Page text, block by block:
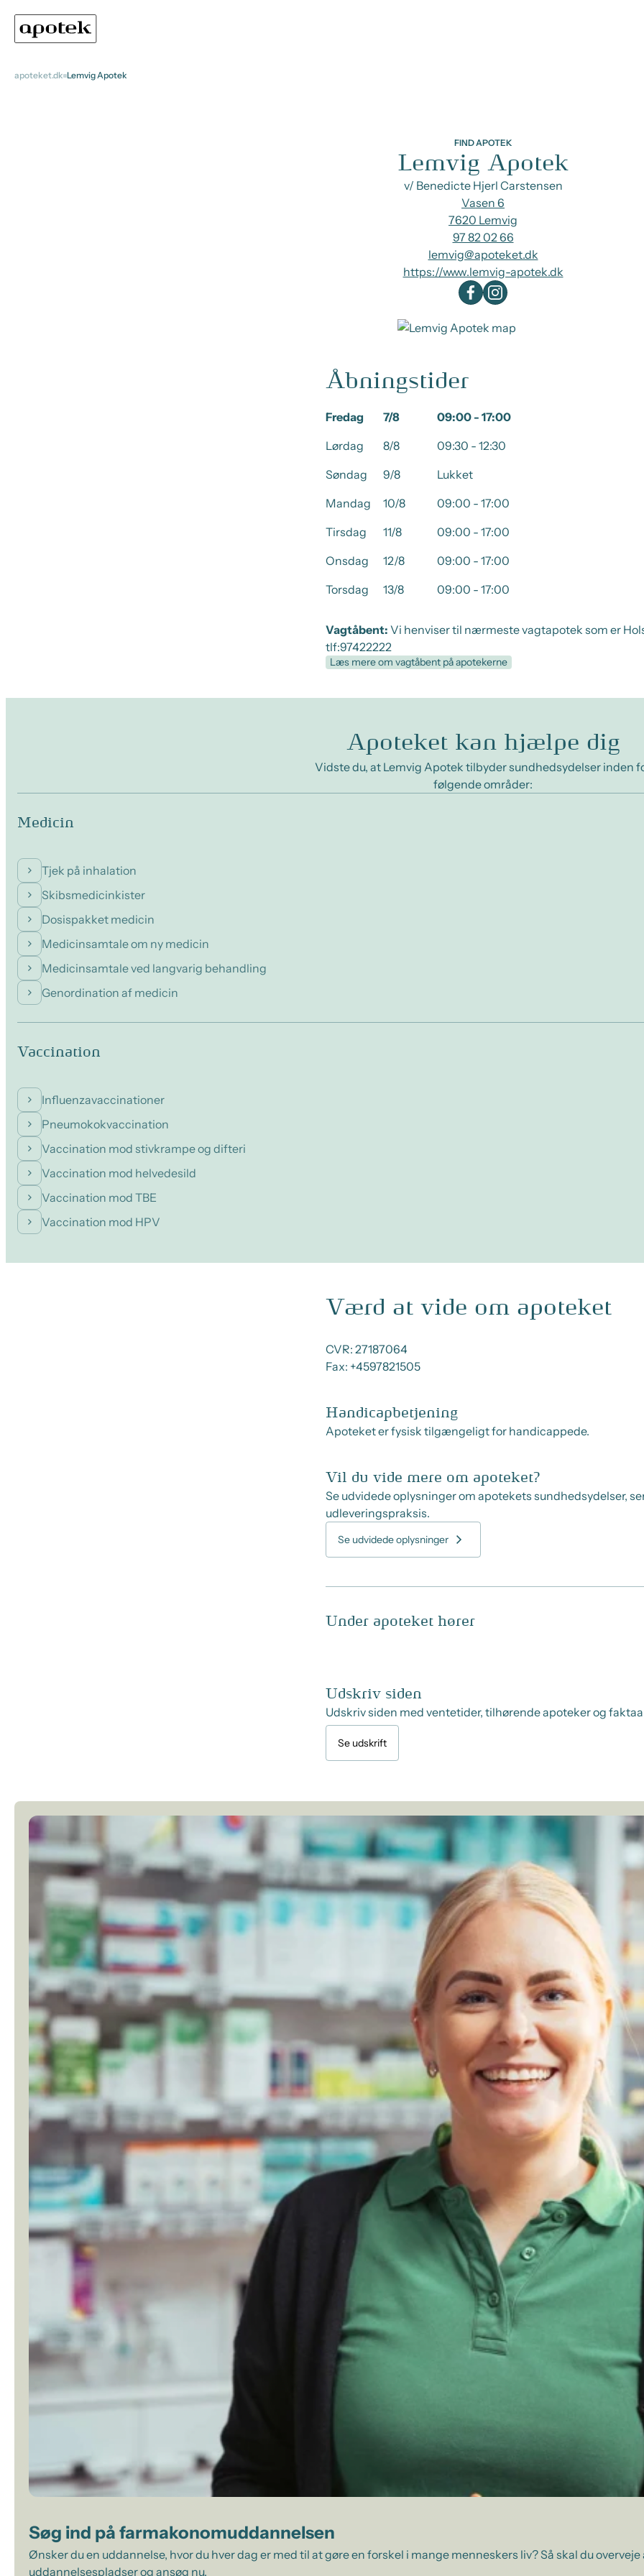
apoteket.dk Lemvig Apotek
FIND APOTEK
Lemvig Apotek
v/ Benedicte Hjerl Carstensen
Vasen 6
7620 Lemvig
97 82 02 66
lemvig@apoteket.dk
https://www.lemvig-apotek.dk
Åbningstider
Fredag 7/8
09:00 - 17:00
Lørdag
8/8
09:30 - 12:30
Søndag
9/8
Lukket
Mandag
10/8
09:00 - 17:00
Tirsdag
11/8
09:00 - 17:00
Onsdag
12/8
09:00 - 17:00
Torsdag
13/8 09:00 - 17:00
Vagtåbent: Vi henviser til nærmeste vagtapotek som er
tlf:97422222
Læs mere om vagtåbent på apotekerne
Apoteket kan hjælpe dig
Vidste du, at Lemvig Apotek tilbyder sundhedsydelser inden
følgende områder:
Medicin
Tjek på inhalation
Skibsmedicinkister
Dosispakket medicin
Medicinsamtale om ny medicin
Medicinsamtale ved langvarig behandling
Genordination af medicin
Vaccination
Influenzavaccinationer
Pneumokokvaccination
Vaccination mod stivkrampe og difteri
Vaccination mod helvedesild
Vaccination mod TBE
Vaccination mod HPV
Værd at vide om apoteket
CVR: 27187064
Fax: +4597821505
Handicapbetjening
Apoteket er fysisk tilgængeligt for handicappede.
Vil du vide mere om apoteket?
Se udvidede oplysninger om apotekets sundhedsydelser,
udleveringspraksis.
Se udvidede oplysninger
Under apoteket hører
Udskriv siden
Udskriv siden med ventetider, tilhørende apoteker og
Se udskrift
Søg ind på farmakonomuddannelsen
Ønsker du en uddannelse, hvor du hver dag er med til at gøre en forskel i mange menneskers liv? Så skal du
uddannelsespladser og ansøg nu.